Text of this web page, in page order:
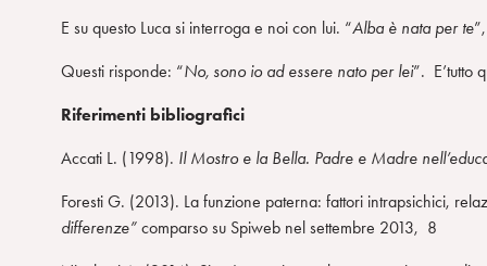
o
E su questo Luca si interroga e noi con lui. “Alba è nata per te
Questi risponde: “No, sono io ad essere nato per lei”. E’tutto
Riferimenti bibliografici
Accati L. (1998). Il Mostro e la Bella. Padre e Madre
Foresti G. (2013). La funzione paterna: fattori intrapsichici,
differenze” comparso su Spiweb nel settembre 2013, 8